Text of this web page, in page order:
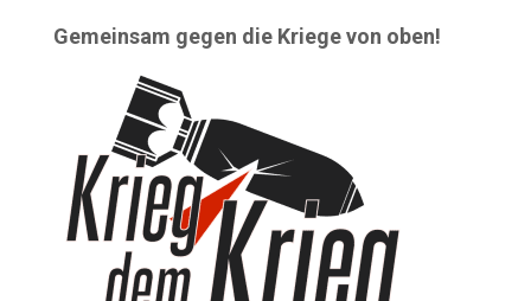
Gemeinsam gegen die Kriege von oben!